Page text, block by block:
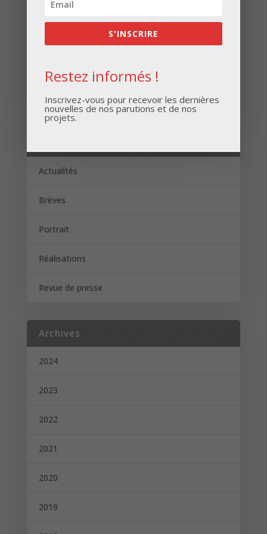
S'INSCRIRE
Actualités
Brèves
Portrait
Réalisations
Revue de presse
Archives
2024
2023
2022
2021
2020
2019
S'INSCRIRE
Restez informés !
Inscrivez-vous pour recevoir les dernières
nouvelles de nos parutions et de nos
projets.